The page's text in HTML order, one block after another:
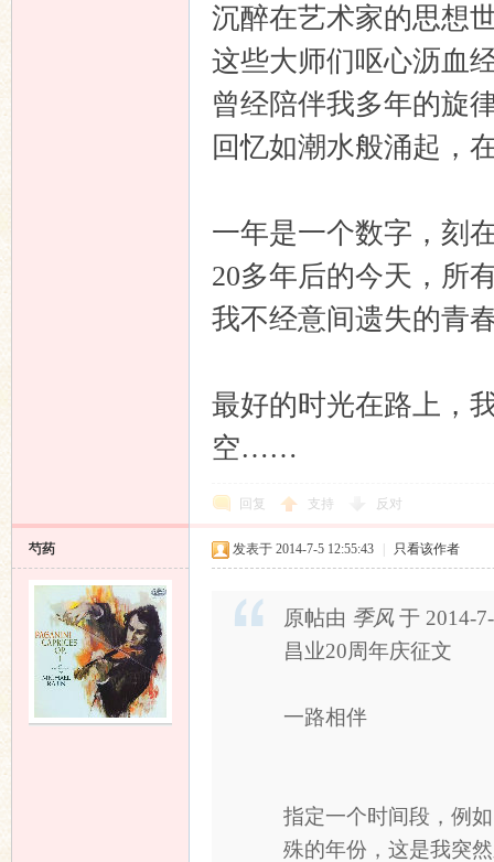
沉醉在艺术家的思想
这些大师们呕心沥血
曾经陪伴我多年的旋
回忆如潮水般涌起，
一年是一个数字，刻
20多年后的今天，所
我不经意间遗失的青
最好的时光在路上，
空……
回复 支持 反对
芍药 发表于 2014-7-5 12:55:43 只看该作者
原帖由 季风于 2014-
昌业20周年庆征文
一路相伴
指定一个时间段，例
殊的年份，这是我突